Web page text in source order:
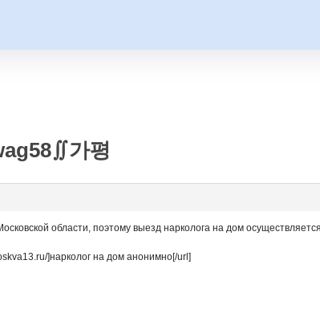
가평
области, поэтому выезд нарколога на дом
]нарколог на дом анонимно[/url]